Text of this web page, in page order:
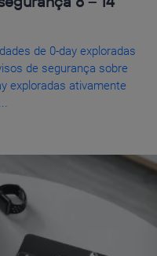
de 0-day exploradas
de segurança sobre
exploradas ativamente